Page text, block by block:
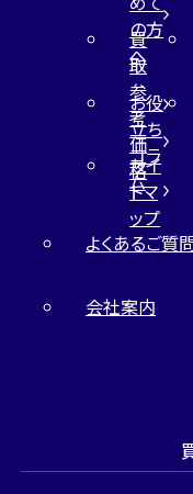
の方
へ
買
取
参
考
価
格
お役
立ち
コラ
ム
サイ
トマ
ップ
よくあるご質
会社案内